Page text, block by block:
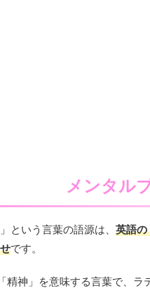
メンタル
という言葉の語源は、 英語
です。
神」を意味する言葉で、ラ